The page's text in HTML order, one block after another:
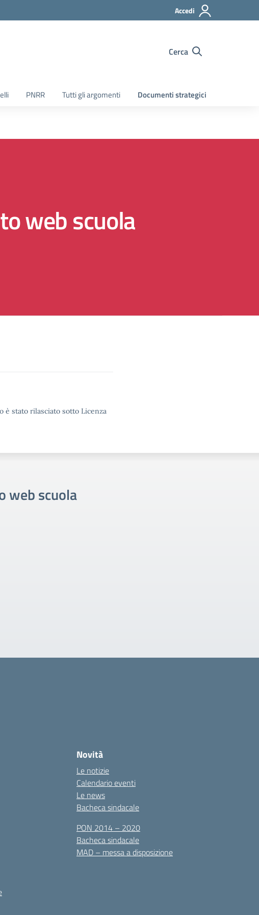
Accedi
Cerca
PNRR Tutti gli argomenti Documenti strategici
web scuola
è stato rilasciato sotto Licenza
web scuola
Novità
Le notizie
Calendario eventi
Le news
Bacheca sindacale
PON 2014 – 2020
Bacheca sindacale
MAD – messa a disposizione